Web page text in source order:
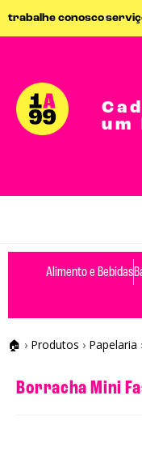
trabalhe conosco
um
Alimento e Bebidas
🏠 › Produtos › Papelaria
Borracha Mini